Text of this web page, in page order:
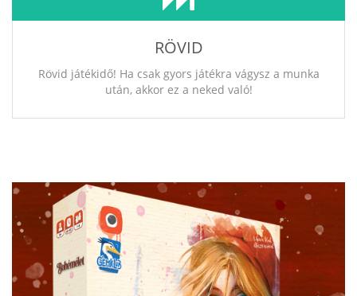
RÖVID
Rövid játékidő! Ha csak gyors játékra vágysz a munka
után, akkor ez a neked való!